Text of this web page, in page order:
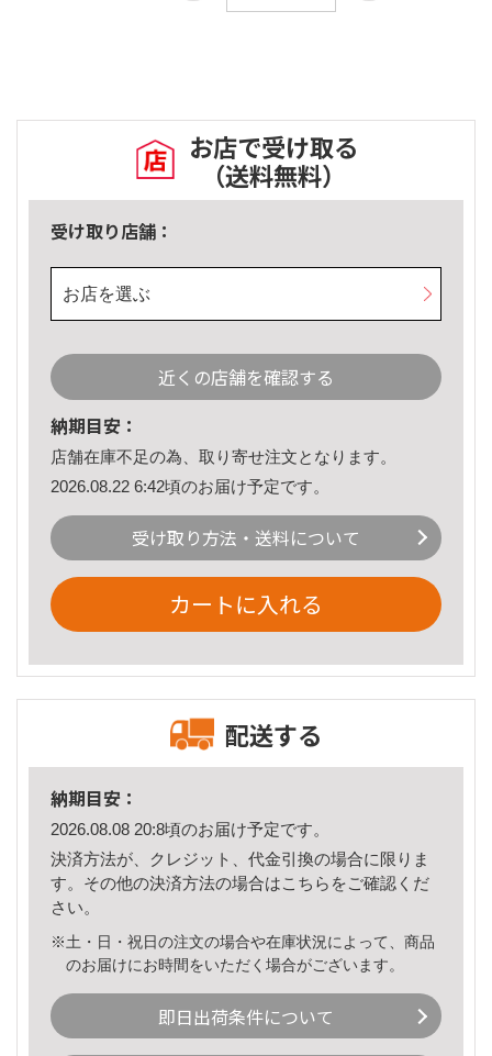
お店で受け取る
（送料無料）
受け取り店舗：
お店を選ぶ
近くの店舗を確認する
納期目安：
店舗在庫不足の為、取り寄せ注文となります。
2026.08.22 6:42頃のお届け予定です。
受け取り方法・送料について
カートに入れる
配送する
納期目安：
2026.08.08 20:8頃のお届け予定です。
決済方法が、クレジット、代金引換の場合に限りま
す。その他の決済方法の場合はこちら をご確認くだ
さい。
※土・日・祝日の注文の場合や在庫状況によって、商品
のお届けにお時間をいただく場合がございます。
即日出荷条件について